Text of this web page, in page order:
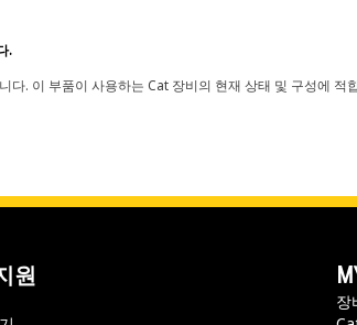
.
. 이 부품이 사용하는 Cat 장비의 현재 상태 및 구성에
원
장